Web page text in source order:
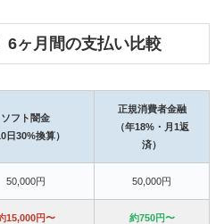
6ヶ月間の支払い比較
ソフト闇金
日30%換算）
正規消費者金融
（年18%・月1返
済）
50,000円 50,000円
15,000円〜 約750円〜